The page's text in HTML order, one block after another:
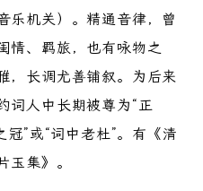
乐机关）。精通音律，曾
情、羁旅，也有咏物之
，长调尤善铺叙。为后来
词人中长期被尊为“正
”或“词中老杜”。有《清
玉集》。